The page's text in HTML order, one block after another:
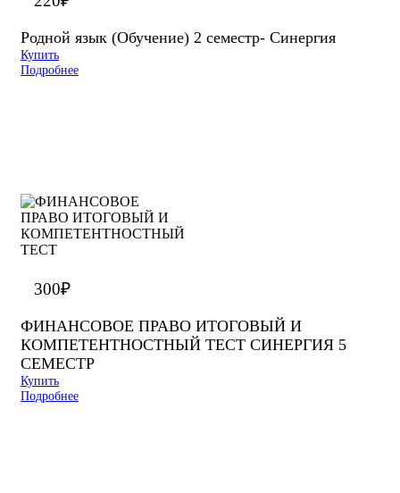
Родной язык (Обучение) 2 семестр- Синергия
Купить
Подробнее
300₽
ФИНАНСОВОЕ ПРАВО ИТОГОВЫЙ И
КОМПЕТЕНТНОСТНЫЙ ТЕСТ СИНЕРГИЯ 5
СЕМЕСТР
Купить
Подробнее